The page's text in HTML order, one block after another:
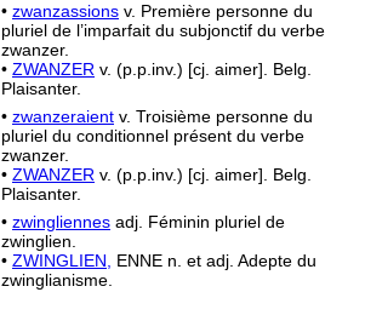
• zwanzassions v. Première personne du
pluriel de l’imparfait du subjonctif du verbe
zwanzer.
• ZWANZER v. (p.p.inv.) [cj. aimer]. Belg.
Plaisanter.
• zwanzeraient v. Troisième personne du
pluriel du conditionnel présent du verbe
zwanzer.
• ZWANZER v. (p.p.inv.) [cj. aimer]. Belg.
Plaisanter.
• zwingliennes adj. Féminin pluriel de
zwinglien.
• ZWINGLIEN,
ENNE n. et adj. Adepte du
zwinglianisme.